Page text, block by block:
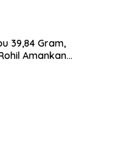
39,84 Gram,
Amankan